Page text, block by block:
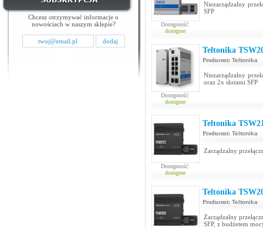
Chcesz otrzymywać informacje o
nowościach w naszym sklepie?
Dostępność:
dostępne
Niezarządzalny
SFP
Dostępność:
dostępne
Teltonika
Producent: Teltonika
Niezarządzalny
oraz 2x slotami SFP
Dostępność:
dostępne
Teltonika
Producent: Teltonika
Zarządzalny
Teltonika
Producent: Teltonika
Zarządzalny
SFP, z budżetem